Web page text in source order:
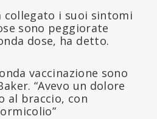
collegato i suoi sintomi
sono peggiorate
dose, ha detto.
vaccinazione sono
“Avevo un dolore
al braccio, con